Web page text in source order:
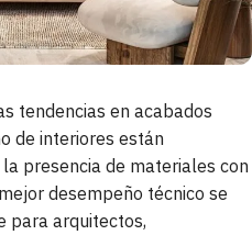
tendencias en acabados
de interiores están
presencia de materiales con
desempeño técnico se
para arquitectos,